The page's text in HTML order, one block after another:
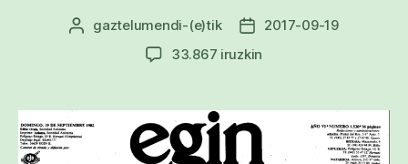
Argitalpenaren
gaztelumendi-(e)tik
Argitalpenaren
data
2017-09-19
33.867 iruzkin
izan
zen
Europa